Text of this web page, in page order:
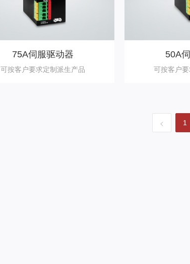
75A伺服驱动器
可按客户要求定制派生产品
50A
可按客户
< 1